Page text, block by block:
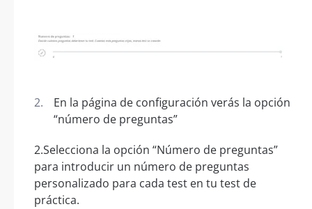
En la página de configuración verás la opción
“número de preguntas”
2.Selecciona la opción “Número de preguntas”
para introducir un número de preguntas
personalizado para cada test en tu test de
práctica.